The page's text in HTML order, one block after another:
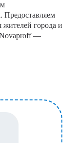
Предоставляем
жителей города и
Novaproff —